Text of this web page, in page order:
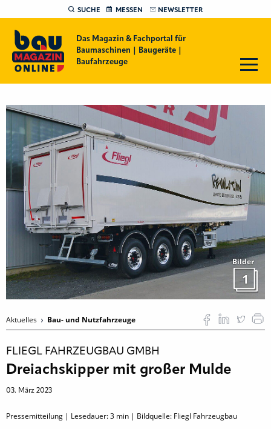
SUCHE MESSEN NEWSLETTER
Das Magazin & Fachportal für
Baumaschinen | Baugeräte |
Baufahrzeuge
Bilder
1
Aktuelles Bau- und Nutzfahrzeuge
FLIEGL FAHRZEUGBAU GMBH
Dreiachskipper mit großer Mulde
03. März 2023
Pressemitteilung | Lesedauer:3 min | Bildquelle: Fliegl Fahrzeugbau